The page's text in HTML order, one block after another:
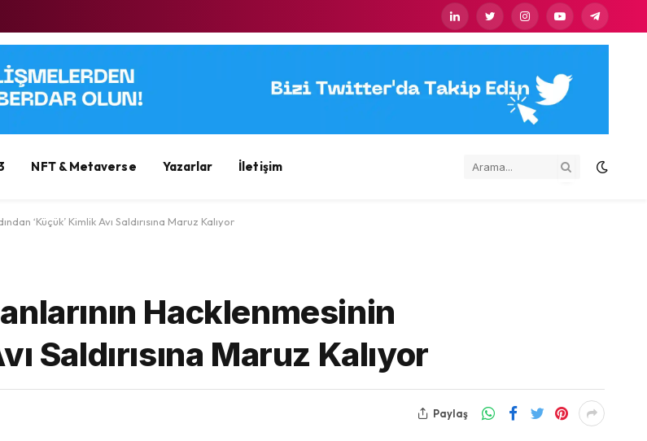
LinkedInTwitterInstagramYouTubeTelegram
NFT & Metaverse Yazarlar İletişim
‘Küçük’ Kimlik Avı Saldırısına Maruz Kalıyor
Hacklenmesinin
Saldırısına Maruz Kalıyor
Paylaş